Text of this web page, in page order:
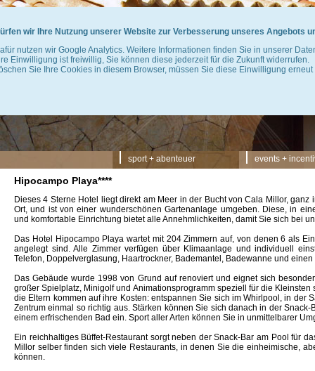
wir Ihre Nutzung unserer Website zur Verbesserung unseres Angebots
nutzen wir Google Analytics. Weitere Informationen finden Sie in unserer
Einwilligung ist freiwillig, Sie können diese jederzeit für die Zukunft widerrufen.
Sie Ihre Cookies in diesem Browser, müssen Sie diese Einwilligung erneut
sport + abenteuer events +
Hipocampo Playa****
Dieses 4 Sterne Hotel liegt direkt am Meer in der Bucht von Cala Millor, ganz
Ort, und ist von einer wunderschönen Gartenanlage umgeben. Diese, in
und komfortable Einrichtung bietet alle Annehmlichkeiten, damit Sie sich bei
Das Hotel Hipocampo Playa wartet mit 204 Zimmern auf, von denen 6 als
angelegt sind. Alle Zimmer verfügen über Klimaanlage und individuell
Telefon, Doppelverglasung, Haartrockner, Bademantel, Badewanne und
Das Gebäude wurde 1998 von Grund auf renoviert und eignet sich
großer Spielplatz, Minigolf und Animationsprogramm speziell für die Kleinsten
die Eltern kommen auf ihre Kosten: entspannen Sie sich im Whirlpool, in der
Zentrum einmal so richtig aus. Stärken können Sie sich danach in der
einem erfrischenden Bad ein. Sport aller Arten können Sie in unmittelbarer
Ein reichhaltiges Büffet-Restaurant sorgt neben der Snack-Bar am Pool für
Millor selber finden sich viele Restaurants, in denen Sie die einheimische,
können.